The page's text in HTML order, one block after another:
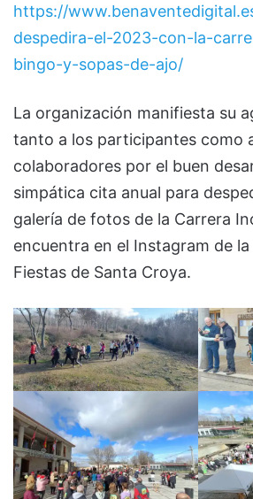
https://
despedira-el-2023-con-la-
bingo-y-sopas-de-ajo/
La organización manifiesta su
tanto a los participantes como
colaboradores por el buen
simpática cita anual para
galería de fotos de la Carrera
encuentra en el Instagram de
Fiestas de Santa Croya.